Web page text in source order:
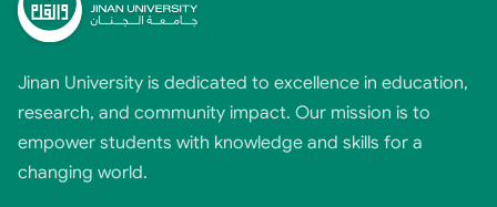
Jinan University is dedicated to excellence in education,
research, and community impact. Our mission is to
empower students with knowledge and skills for a
changing world.